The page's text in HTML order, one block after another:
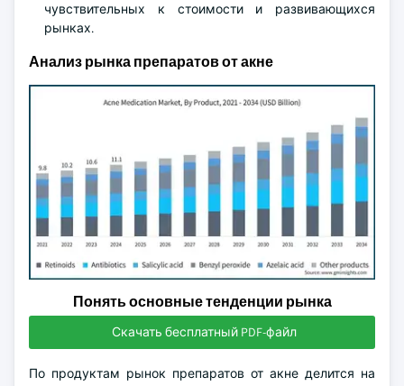
чувствительных к стоимости и развивающихся
рынках.
Анализ рынка препаратов от акне
Понять основные тенденции рынка
Скачать бесплатный PDF-файл
По продуктам рынок препаратов от акне делится на